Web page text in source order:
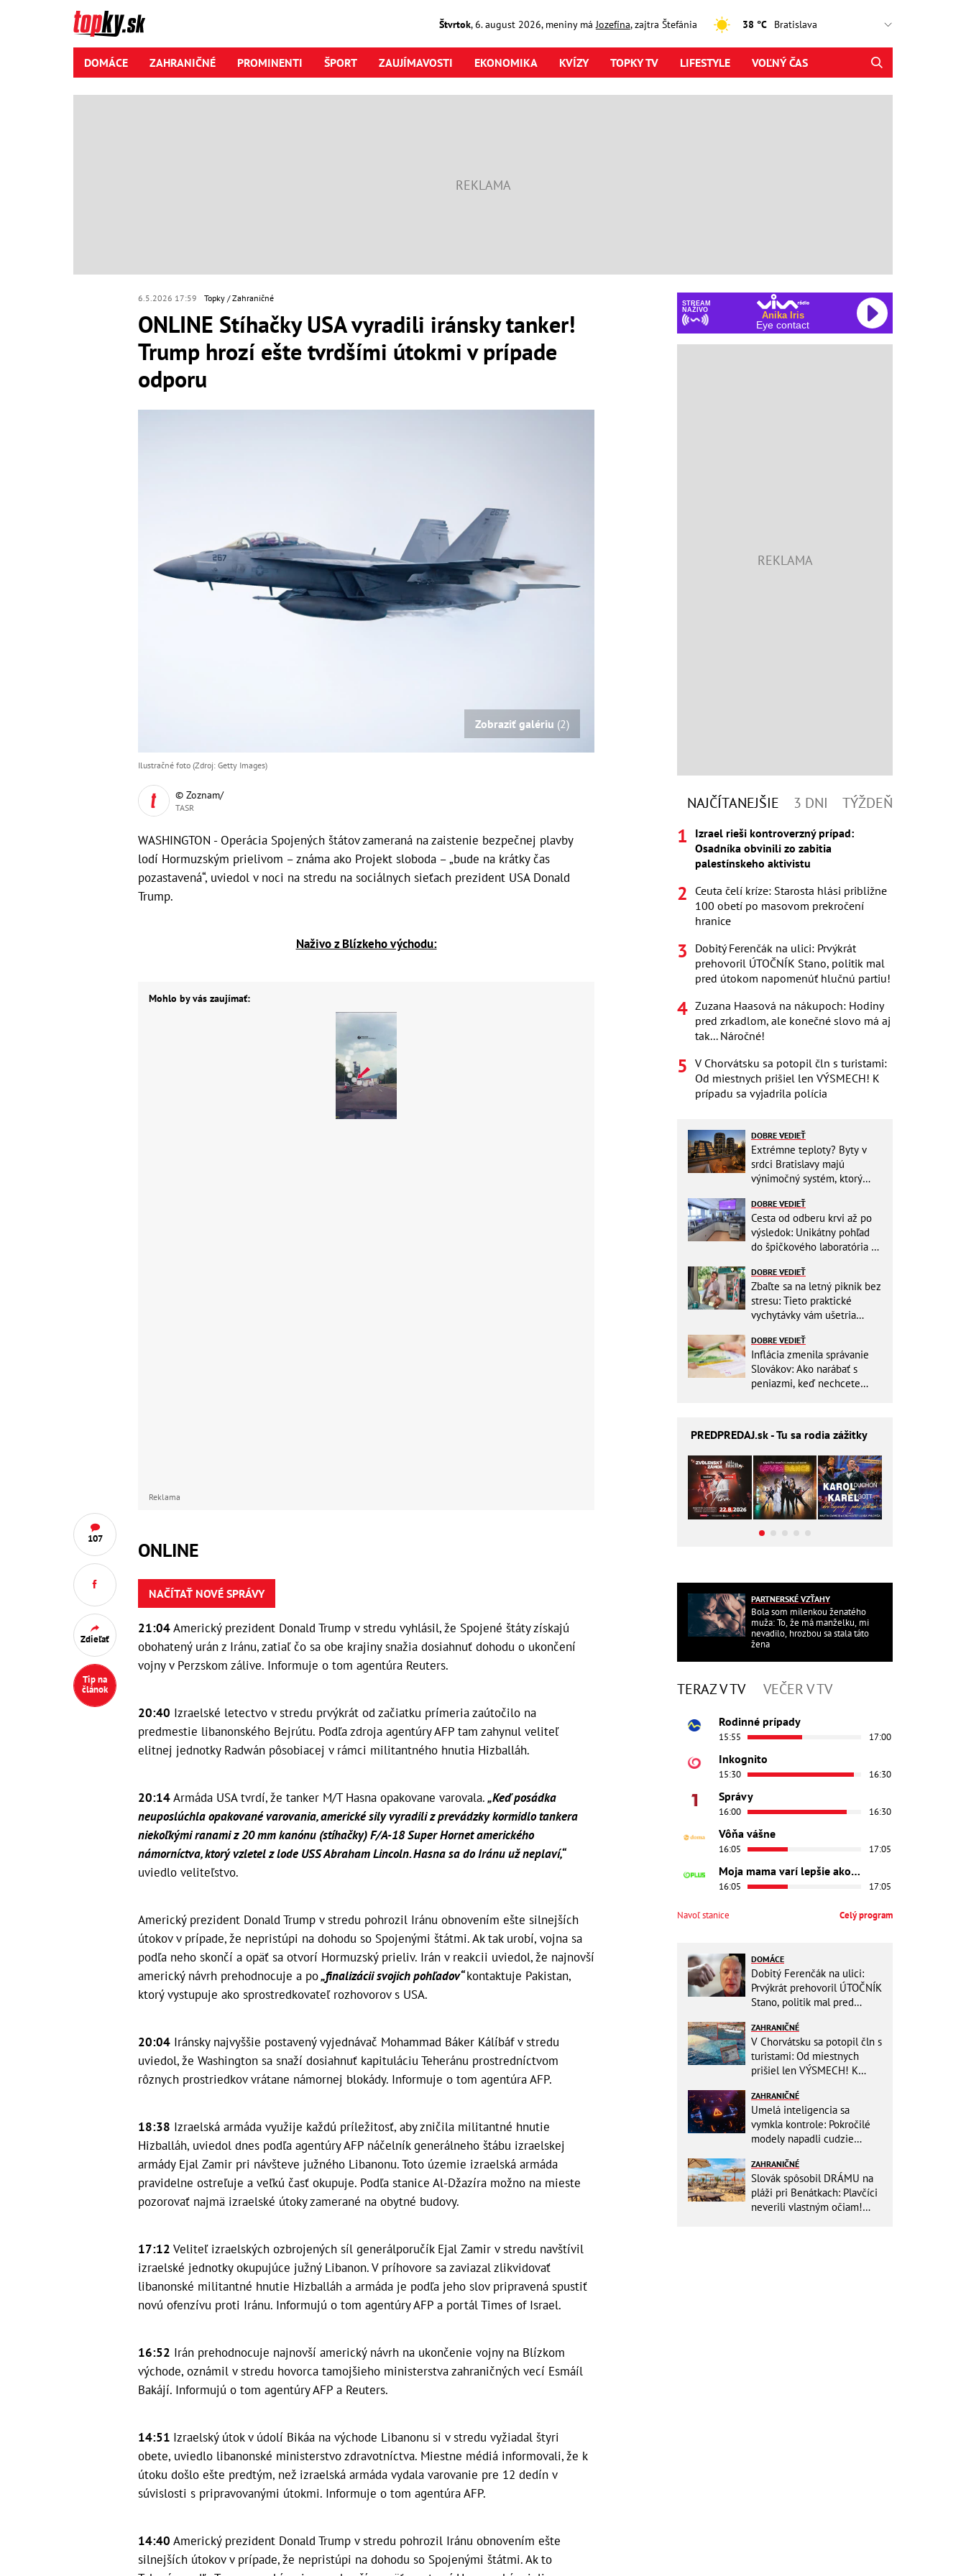
Štvrtok,6. august2026, meniny má Jozefína, zajtra Štefánia 38 °C
DOMÁCE ZAHRANIČNÉ PROMINENTI ŠPORT ZAUJÍMAVOSTI EKONOMIKA KVÍZY TOPKY TV LIFESTYLE VOĽNÝ ČAS
6.5.2026 17:59 Topky Zahraničné
ONLINE Stíhačky USA vyradili iránsky tanker!
Trump hrozí ešte tvrdšími útokmi v prípade
odporu
107
Zdieľať
Tip na
článok
Zobraziť galériu (2)
Ilustračné foto (Zdroj: Getty Images)
© Zoznam/
TASR
WASHINGTON - Operácia Spojených štátov zameraná na zaistenie bezpečnej plavby
lodí Hormuzským prielivom – známa ako Projekt sloboda – „bude na krátky čas
pozastavená“, uviedol v noci na stredu na sociálnych sieťach prezident USA Donald
Trump.
Naživo z Blízkeho východu:
Mohlo by vás zaujímať:
Reklama
ONLINE
NAČÍTAŤ NOVÉ SPRÁVY
21:04Americký prezident Donald Trump v stredu vyhlásil, že Spojené štáty získajú
obohatený urán z Iránu, zatiaľ čo sa obe krajiny snažia dosiahnuť dohodu o ukončení
vojny v Perzskom zálive. Informuje o tom agentúra Reuters.
20:40 Izraelské letectvo v stredu prvýkrát od začiatku prímeria zaútočilo na
predmestie libanonského Bejrútu. Podľa zdroja agentúry AFP tam zahynul veliteľ
elitnej jednotky Radwán pôsobiacej v rámci militantného hnutia Hizballáh.
20:14Armáda USA tvrdí, že tanker M/T Hasna opakovane varovala.„Keď posádka
neuposlúchla opakované varovania, americké sily vyradili z prevádzky kormidlo tankera
niekoľkými ranami z 20 mm kanónu (stíhačky) F/A-18 Super Hornet amerického
námorníctva, ktorý vzletel z lode USS Abraham Lincoln. Hasna sa do Iránu už neplaví,“
uviedlo veliteľstvo.
Americký prezident Donald Trump v stredu pohrozil Iránu obnovením ešte silnejších
útokov v prípade, že nepristúpi na dohodu so Spojenými štátmi. Ak tak urobí, vojna sa
podľa neho skončí a opäť sa otvorí Hormuzský prieliv. Irán v reakcii uviedol, že najnovší
americký návrh prehodnocuje a po„finalizácii svojich pohľadov“kontaktuje Pakistan,
ktorý vystupuje ako sprostredkovateľ rozhovorov s USA.
20:04 Iránsky najvyššie postavený vyjednávač Mohammad Báker Kálíbáf v stredu
uviedol, že Washington sa snaží dosiahnuť kapituláciu Teheránu prostredníctvom
rôznych prostriedkov vrátane námornej blokády. Informuje o tom agentúra AFP.
18:38 Izraelská armáda využije každú príležitosť, aby zničila militantné hnutie
Hizballáh, uviedol dnes podľa agentúry AFP náčelník generálneho štábu izraelskej
armády Ejal Zamir pri návšteve južného Libanonu. Toto územie izraelská armáda
pravidelne ostreľuje a veľkú časť okupuje. Podľa stanice Al-Džazíra možno na mieste
pozorovať najmä izraelské útoky zamerané na obytné budovy.
17:12 Veliteľ izraelských ozbrojených síl generálporučík Ejal Zamir v stredu navštívil
izraelské jednotky okupujúce južný Libanon. V príhovore sa zaviazal zlikvidovať
libanonské militantné hnutie Hizballáh a armáda je podľa jeho slov pripravená spustiť
novú ofenzívu proti Iránu. Informujú o tom agentúry AFP a portál Times of Israel.
16:52 Irán prehodnocuje najnovší americký návrh na ukončenie vojny na Blízkom
východe, oznámil v stredu hovorca tamojšieho ministerstva zahraničných vecí Esmáíl
Bakájí. Informujú o tom agentúry AFP a Reuters.
14:51 Izraelský útok v údolí Bikáa na východe Libanonu si v stredu vyžiadal štyri
obete, uviedlo libanonské ministerstvo zdravotníctva. Miestne médiá informovali, že k
útoku došlo ešte predtým, než izraelská armáda vydala varovanie pre 12 dedín v
súvislosti s pripravovanými útokmi. Informuje o tom agentúra AFP.
14:40 Americký prezident Donald Trump v stredu pohrozil Iránu obnovením ešte
silnejších útokov v prípade, že nepristúpi na dohodu so Spojenými štátmi. Ak to
STREAM
NAŽIVO
Anika Iris
Eye contact
NAJČÍTANEJŠIE 3 DNI TÝŽDEŇ
Izrael rieši kontroverzný prípad:
Osadníka obvinili zo zabitia
palestínskeho aktivistu
Ceuta čelí kríze: Starosta hlási približne
100 obetí po masovom prekročení
hranice
Dobitý Ferenčák na ulici: Prvýkrát
prehovoril ÚTOČNÍK Stano, politik mal
pred útokom napomenúť hlučnú partiu!
Zuzana Haasová na nákupoch: Hodiny
pred zrkadlom, ale konečné slovo má aj
tak... Náročné!
V Chorvátsku sa potopil čln s turistami:
Od miestnych prišiel len VÝSMECH! K
prípadu sa vyjadrila polícia
DOBRE VEDIEŤ
Extrémne teploty? Byty v
srdci Bratislavy majú
výnimočný systém, ktorý
DOBRE VEDIEŤ
Cesta od odberu krvi až po
výsledok: Unikátny pohľad
do špičkového laboratória na
DOBRE VEDIEŤ
Zbaľte sa na letný piknik bez
stresu: Tieto praktické
vychytávky vám ušetria
DOBRE VEDIEŤ
Inflácia zmenila správanie
Slovákov: Ako narábať s
peniazmi, keď nechcete
PREDPREDAJ.sk - Tu sa rodia zážitky
PARTNERSKÉ VZŤAHY
Bola som milenkou ženatého
muža: To, že má manželku, mi
nevadilo, hrozbou sa stala táto
žena
TERAZ V TV VEČER V TV
Rodinné prípady
15:55 17:00
Inkognito
15:30 16:30
Správy
16:00 16:30
Vôňa vášne
16:05 17:05
Moja mama varí lepšie ako tvoja
16:05 17:05
Navoľ stanice Celý program
DOMÁCE
Dobitý Ferenčák na ulici:
Prvýkrát prehovoril ÚTOČNÍK
Stano, politik mal pred
partiu!
ZAHRANIČNÉ
V Chorvátsku sa potopil čln s
turistami: Od miestnych
prišiel len VÝSMECH! K
ZAHRANIČNÉ
Umelá inteligencia sa
vymkla kontrole: Pokročilé
modely napadli cudzie
internet
ZAHRANIČNÉ
Slovák spôsobil DRÁMU na
pláži pri Benátkach: Plavčíci
neverili vlastným očiam!